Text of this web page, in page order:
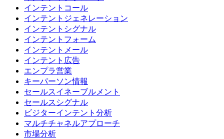
インテントコール
インテントジェネレーション
インテントシグナル
インテントフォーム
インテントメール
インテント広告
エンプラ営業
キーパーソン情報
セールスイネーブルメント
セールスシグナル
ビジターインテント分析
マルチチャネルアプローチ
市場分析